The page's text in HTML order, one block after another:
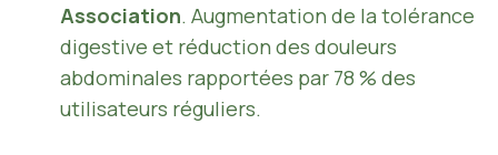
Association. Augmentation de la tolérance
digestive et réduction des douleurs
abdominales rapportées par 78 % des
utilisateurs réguliers.